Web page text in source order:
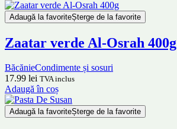
Adaugă la favoriteȘterge de la favorite
Zaatar verde Al-Osrah 400g
BăcănieCondimente și sosuri
17.99 lei TVA inclus
Adaugă în coș
Adaugă la favoriteȘterge de la favorite